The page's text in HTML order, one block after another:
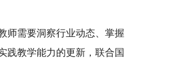
师需要洞察行业动态、掌握
践教学能力的更新，联合国